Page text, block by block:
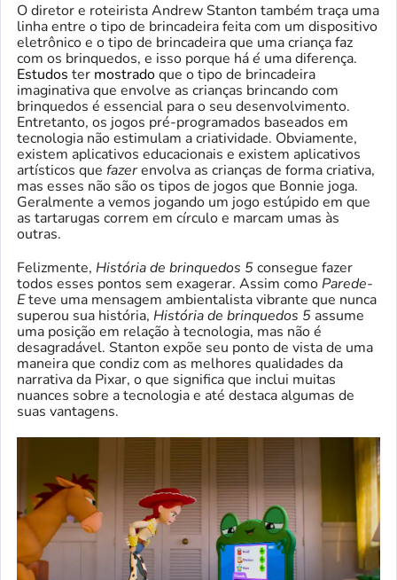
O diretor e roteirista Andrew Stanton também traça uma
linha entre o tipo de brincadeira feita com um dispositivo
eletrônico e o tipo de brincadeira que uma criança faz
com os brinquedos, e isso porque háé uma diferença.
Estudos ter mostradoque o tipo de brincadeira
imaginativa que envolve as crianças brincando com
brinquedos é essencial para o seu desenvolvimento.
Entretanto, os jogos pré-programados baseados em
tecnologia não estimulam a criatividade. Obviamente,
existem aplicativos educacionais e existem aplicativos
artísticos que fazerenvolva as crianças de forma criativa,
mas esses não são os tipos de jogos que Bonnie joga.
Geralmente a vemos jogando um jogo estúpido em que
as tartarugas correm em círculo e marcam umas às
outras.
Felizmente, História de brinquedos 5consegue fazer
todos esses pontos sem exagerar. Assim como Parede-
Eteve uma mensagem ambientalista vibrante que nunca
superou sua história, História de brinquedos 5 assume
uma posição em relação à tecnologia, mas não é
desagradável. Stanton expõe seu ponto de vista de uma
maneira que condiz com as melhores qualidades da
narrativa da Pixar, o que significa que inclui muitas
nuances sobre a tecnologia e até destaca algumas de
suas vantagens.